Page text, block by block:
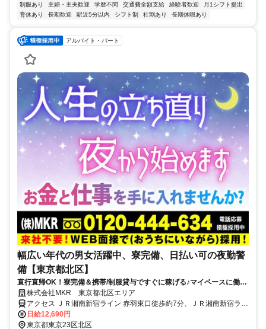
制服あり 主婦・主夫歓迎 学歴不問 交通費全額支給 経験者歓迎
月1シフト提出
育休あり
長期歓迎 駅近5分以内 シフト制 社割あり 長期休暇あり
アルバイト・パート
幅広い年代の男女活躍中、寮完備、日払い可の夜勤警
備【東京都北区】
直行直帰OK！寮完備＆携帯/制服貸与ですぐに稼げる♪マイペースに働け
ます！
株式会社MKR 東京都北区エリア
アクセス ＪＲ湘南新宿ライン 赤羽東口徒歩約7分、ＪＲ湘南新宿ライ
ン 赤羽東口徒歩約7分、ＪＲ湘南新宿ライン 赤羽東口徒歩約7分 東京
都北区エリア(田端駅、西ケ原駅、西ケ原四丁目駅、東十条駅)
日給12,690円
東京都東京23区北区